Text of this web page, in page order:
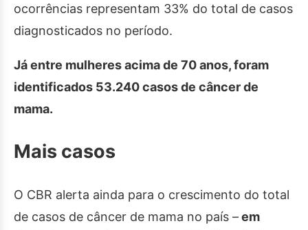
ocorrências representam 33% do total de casos
diagnosticados no período.
Já entre mulheres acima de 70 anos, foram
identificados 53.240 casos de câncer de
mama.
Mais casos
O CBR alerta ainda para o crescimento do total
de casos de câncer de mama no país –em